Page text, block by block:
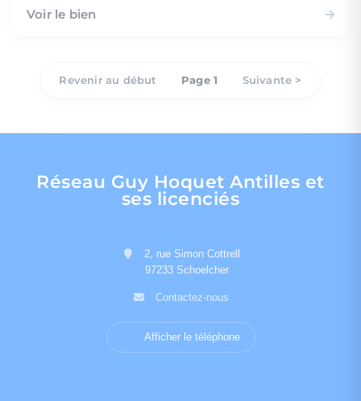
Voir le bien
Revenir au début Page 1 Suivante >
Réseau Guy Hoquet Antilles et
ses licenciés
2, rue Simon Cottrell
97233 Schoelcher
Contactez-nous
Afficher le téléphone